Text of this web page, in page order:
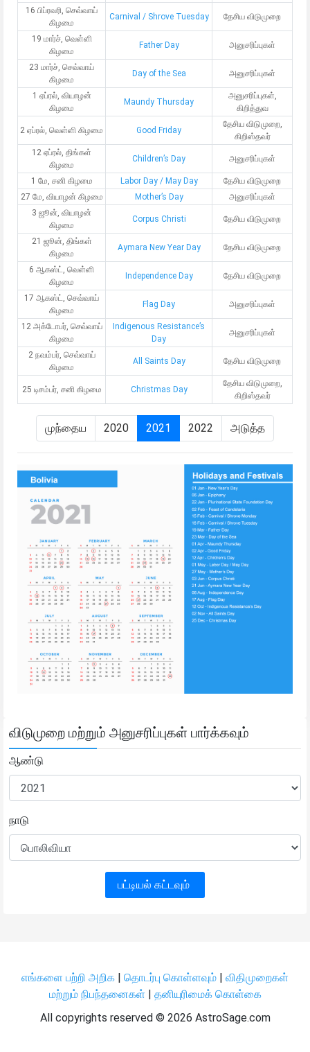
16 பிப்ரவரி, செவ்வாய்
கிழமை
Carnival / Shrove Tuesday தேசிய விடுமுறை
19 மார்ச், வெள்ளி
கிழமை
Father Day அனுசரிப்புகள்
23 மார்ச், செவ்வாய்
கிழமை
Day of the Sea அனுசரிப்புகள்
1 ஏப்ரல், வியாழன்
கிழமை
Maundy Thursday
அனுசரிப்புகள்,
கிறித்துவ
2 ஏப்ரல், வெள்ளி கிழமை Good Friday
தேசிய விடுமுறை,
கிறிஸ்தவர்
12 ஏப்ரல், திங்கள்
கிழமை
Children’s Day அனுசரிப்புகள்
1 மே, சனி கிழமை Labor Day / May Day
தேசிய விடுமுறை
27 மே, வியாழன் கிழமை
Mother’s Day
அனுசரிப்புகள்
3 ஜூன், வியாழன்
கிழமை
Corpus Christi தேசிய விடுமுறை
21 ஜூன், திங்கள்
கிழமை
Aymara New Year Day தேசிய விடுமுறை
6 ஆகஸ்ட், வெள்ளி
கிழமை
Independence Day தேசிய விடுமுறை
17 ஆகஸ்ட், செவ்வாய்
கிழமை
Flag Day அனுசரிப்புகள்
12 அக்டோபர், செவ்வாய்
கிழமை
Indigenous Resistance’s
Day
அனுசரிப்புகள்
2 நவம்பர், செவ்வாய்
கிழமை
All Saints Day தேசிய விடுமுறை
25 டிசம்பர், சனி கிழமை Christmas Day
தேசிய விடுமுறை,
கிறிஸ்தவர்
முந்தைய 2020 2021 2022 அடுத்த
விடுமுறை மற்றும் அனுசரிப்புகள் பார்க்கவும்
ஆண்டு
நாடு
பட்டியல் கட்டவும்
எங்களை பற்றி அறிக தொடர்பு கொள்ளவும்
விதிமுறைகள்
மற்றும் நிபந்தனைகள்
தனியுரிமைக் கொள்கை
All copyrights reserved © 2026 AstroSage.com